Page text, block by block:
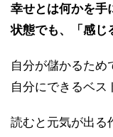
幸せとは何かを手
状態でも、「感じ
自分が儲かるため
自分にできるベス
読むと元気が出る